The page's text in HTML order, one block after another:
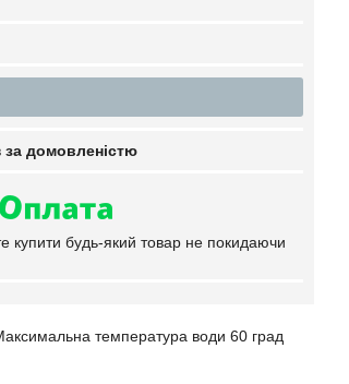
за домовленістю
купити будь-який товар не покидаючи
температура води 60 град